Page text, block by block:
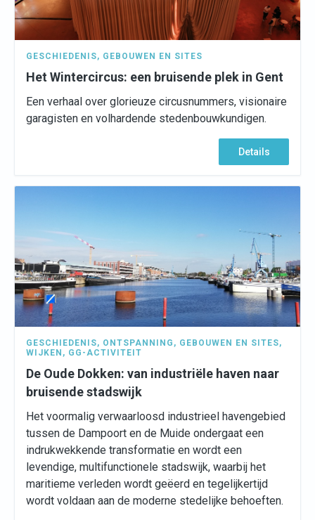
GESCHIEDENIS, GEBOUWEN EN SITES
Het Wintercircus: een bruisende plek in Gent
Een verhaal over glorieuze circusnummers, visionaire
garagisten en volhardende stedenbouwkundigen.
Details
GESCHIEDENIS, ONTSPANNING , GEBOUWEN EN SITES,
WIJKEN , GG-ACTIVITEIT
De Oude Dokken: van industriële haven naar
bruisende stadswijk
Het voormalig verwaarloosd industrieel havengebied
tussen de Dampoort en de Muide ondergaat een
indrukwekkende transformatie en wordt een
levendige, multifunctionele stadswijk, waarbij het
maritieme verleden wordt geëerd en tegelijkertijd
wordt voldaan aan de moderne stedelijke behoeften.